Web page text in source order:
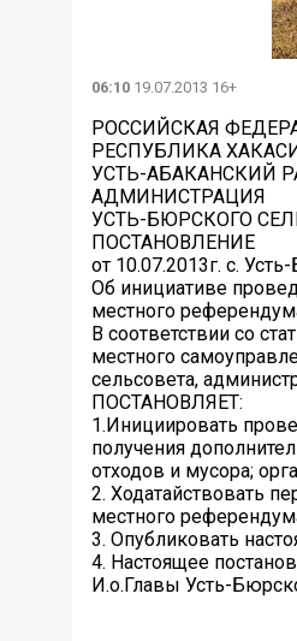
06:10 19.07.2013 16+
РОССИЙСКАЯ
РЕСПУБЛИКА
УСТЬ-АБАКАНСКИЙ
АДМИНИСТРАЦИЯ
УСТЬ-БЮРСКОГО
ПОСТАНОВЛЕНИЕ
от 10.07.2013г. с.
Об инициативе
местного
В соответствии со
местного
сельсовета,
ПОСТАНОВЛЯЕТ:
1.Инициировать
получения
отходов и мусора;
2. Ходатайствовать
местного
3. Опубликовать
4. Настоящее
И.о.Главы Усть-